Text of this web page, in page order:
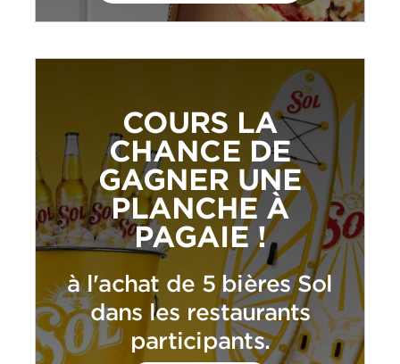
COURS LA
CHANCE DE
GAGNER UNE
PLANCHE À
PAGAIE !
à l'achat de 5 bières Sol
dans les restaurants
participants.